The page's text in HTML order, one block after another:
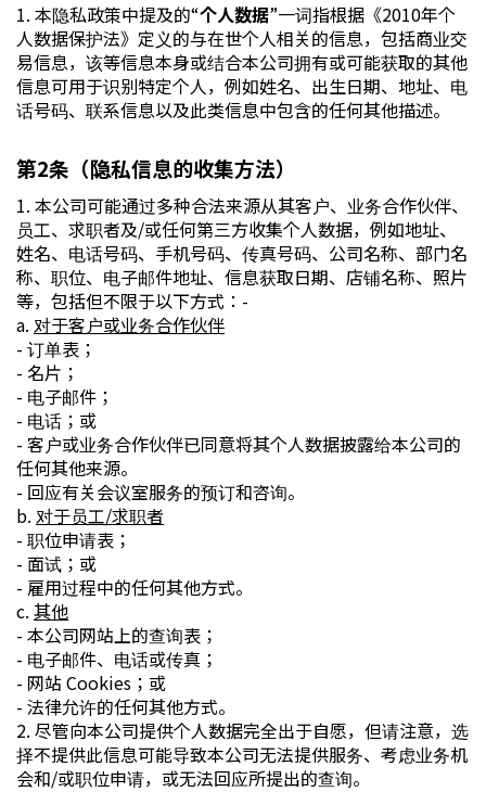
1. 本隐私政策中提及的“个人数据”一词指根据《2010年个
人数据保护法》定义的与在世个人相关的信息，包括商业交
易信息，该等信息本身或结合本公司拥有或可能获取的其他
信息可用于识别特定个人，例如姓名、出生日期、地址、电
话号码、联系信息以及此类信息中包含的任何其他描述。
第2条（隐私信息的收集方法）
1. 本公司可能通过多种合法来源从其客户、业务合作伙伴、
员工、求职者及/或任何第三方收集个人数据，例如地址、
姓名、电话号码、手机号码、传真号码、公司名称、部门名
称、职位、电子邮件地址、信息获取日期、店铺名称、照片
等，包括但不限于以下方式：-
a. 对于客户或业务合作伙伴
- 订单表；
- 名片；
- 电子邮件；
- 电话；或
- 客户或业务合作伙伴已同意将其个人数据披露给本公司的
任何其他来源。
- 回应有关会议室服务的预订和咨询。
b. 对于员工/求职者
- 职位申请表；
- 面试；或
- 雇用过程中的任何其他方式。
c. 其他
- 本公司网站上的查询表；
- 电子邮件、电话或传真；
- 网站 Cookies；或
- 法律允许的任何其他方式。
2. 尽管向本公司提供个人数据完全出于自愿，但请注意，选
择不提供此信息可能导致本公司无法提供服务、考虑业务机
会和/或职位申请，或无法回应所提出的查询。